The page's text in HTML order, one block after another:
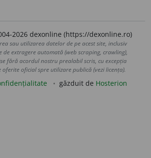
2026 dexonline (https://dexonline.ro)
sau utilizarea datelor de pe acest site, inclusiv
de extragere automată (web scraping, crawling),
fără acordul nostru prealabil scris, cu excepția
oficial spre utilizare publică (vezi licența).
găzduit de Hosterion